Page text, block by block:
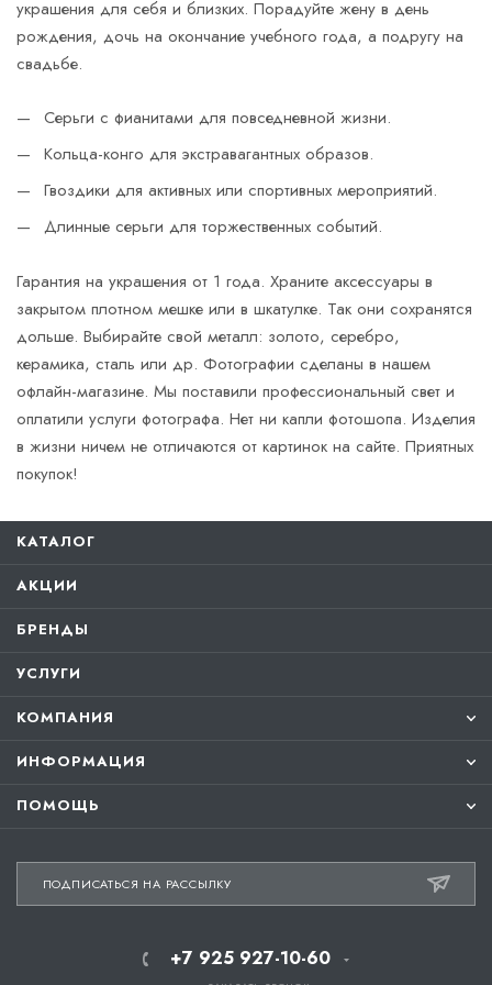
украшения для себя и близких. Порадуйте жену в день
рождения, дочь на окончание учебного года, а подругу на
свадьбе.
Серьги с фианитами для повседневной жизни.
Кольца-конго для экстравагантных образов.
Гвоздики для активных или спортивных мероприятий.
Длинные серьги для торжественных событий.
Гарантия на украшения от 1 года. Храните аксессуары в
закрытом плотном мешке или в шкатулке. Так они сохранятся
дольше. Выбирайте свой металл: золото, серебро,
керамика, сталь или др. Фотографии сделаны в нашем
офлайн-магазине. Мы поставили профессиональный свет и
оплатили услуги фотографа. Нет ни капли фотошопа. Изделия
в жизни ничем не отличаются от картинок на сайте. Приятных
покупок!
КАТАЛОГ
АКЦИИ
БРЕНДЫ
УСЛУГИ
КОМПАНИЯ
ИНФОРМАЦИЯ
ПОМОЩЬ
ПОДПИСАТЬСЯ НА РАССЫЛКУ
+7 925 927-10-60